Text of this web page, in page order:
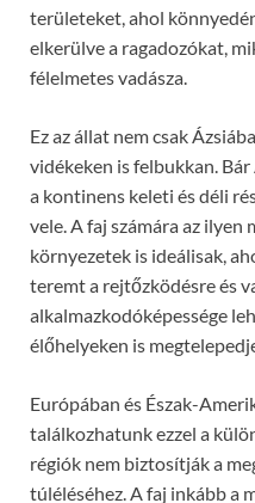
területeket, ahol
elkerülve a ragadozókat,
félelmetes vadásza.
Ez az állat nem csak
vidékeken is felbukkan.
a kontinens keleti és déli
vele. A faj számára az ilyen
környezetek is ideálisak,
teremt a rejtőzködésre és
alkalmazkodóképessége
élőhelyeken is
Európában és Észak-
találkozhatunk ezzel a
régiók nem biztosítják a
túléléséhez. A faj inkább a